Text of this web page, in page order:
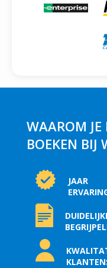
WAAROM JE
BOEKEN BIJ
JAAR